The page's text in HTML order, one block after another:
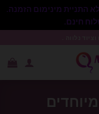
לכל הארץ בעלות 50₪ ללא התניית מינימום הזמנה.